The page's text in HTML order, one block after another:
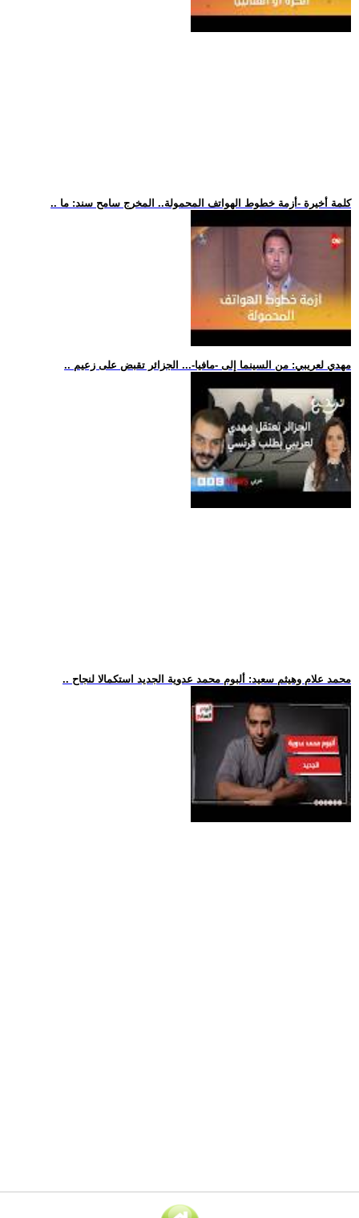
.. كلمة أخيرة -أزمة خطوط الهواتف المحمولة.. المخرج سامح سند: ما
.. مهدي لعريبي: من السينما إلى -مافيا-... الجزائر تقبض على زعيم
.. محمد علام وهيثم سعيد: ألبوم محمد عدوية الجديد استكمالا لنجاح